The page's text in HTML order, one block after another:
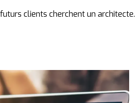
futurs clients cherchentun architecte.